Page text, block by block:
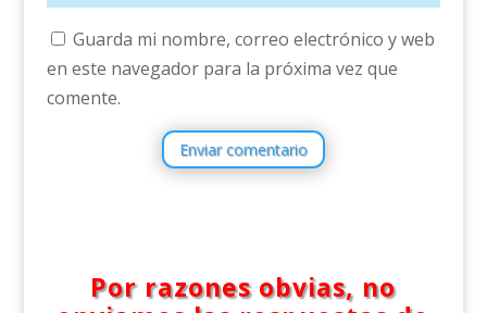
Guarda mi nombre, correo electrónico y web
en este navegador para la próxima vez que
comente.
Enviar comentario
Por razones obvias, no